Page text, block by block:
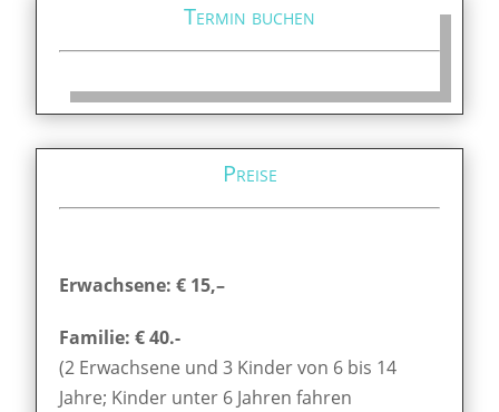
Termin buchen
Preise
Erwachsene: € 15,–
Familie: € 40.-
(2 Erwachsene und 3 Kinder von 6 bis 14
Jahre; Kinder unter 6 Jahren fahren